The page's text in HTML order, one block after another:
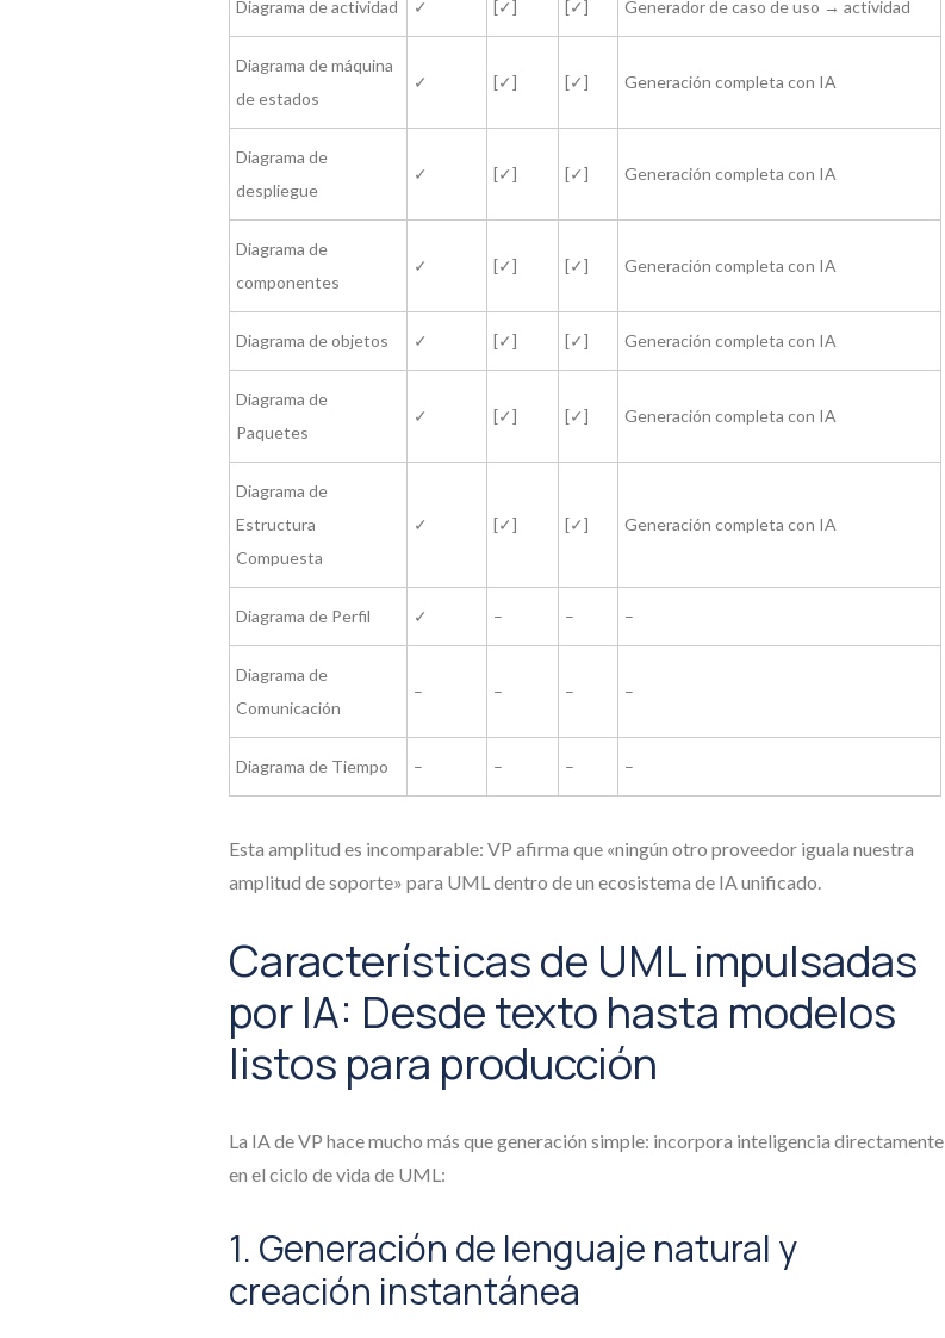
Diagrama de actividad ✓ [✓] [✓] Generador de caso de uso → actividad
Diagrama de máquina
de estados
✓ [✓] [✓] Generación completa con IA
Diagrama de
despliegue
✓ [✓] [✓] Generación completa con IA
Diagrama de
componentes
✓ [✓] [✓] Generación completa con IA
Diagrama de objetos ✓ [✓] [✓] Generación completa con IA
Diagrama de
Paquetes
✓ [✓] [✓] Generación completa con IA
Diagrama de
Estructura
Compuesta
✓ [✓] [✓] Generación completa con IA
Diagrama de Perfil ✓ – – –
Diagrama de
Comunicación
– – – –
Diagrama de Tiempo – – – –
Esta amplitud es incomparable: VP afirma que «ningún otro proveedor iguala nuestra
amplitud de soporte» para UML dentro de un ecosistema de IA unificado.
Características de UML impulsadas
por IA: Desde texto hasta modelos
listos para producción
La IA de VP hace mucho más que generación simple: incorpora inteligencia directamente
en el ciclo de vida de UML:
1. Generación de lenguaje natural y
creación instantánea